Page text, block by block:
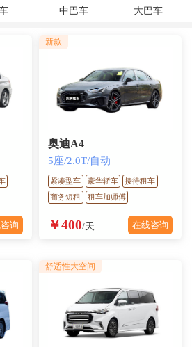
中巴车 大巴车
询
奥迪A4
5座/2.0T/自动
紧凑型车 豪华轿车
接待租车
商务短租
租车加师傅
￥400/天 在线咨询
新款
舒适性大空间